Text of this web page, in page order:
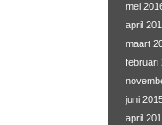
mei
april
maart
februari
juni
april